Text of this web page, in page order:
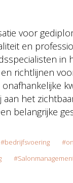
voor
en
richtlijnen
aan het
belangrijke
bedrijfsvoering